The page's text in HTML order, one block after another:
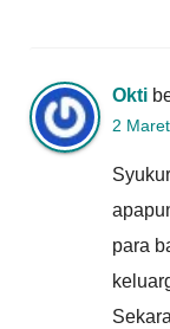
Okti
2
para